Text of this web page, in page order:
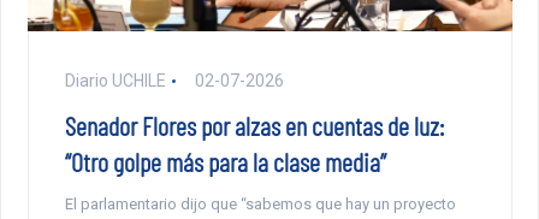
Diario UCHILE 02-07-2026
Senador Flores por alzas en cuentas de luz:
“Otro golpe más para la clase media”
El parlamentario dijo que “sabemos que hay un proyecto